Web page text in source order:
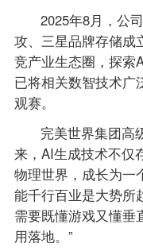
2025年8月，公
攻、三星品牌存储成
竞产业生态圈，探索
已将相关数智技术广
观赛。
完美世界集团高
来，AI生成技术不仅
物理世界，成长为一
能千行百业是大势所
需要既懂游戏又懂垂
用落地。”